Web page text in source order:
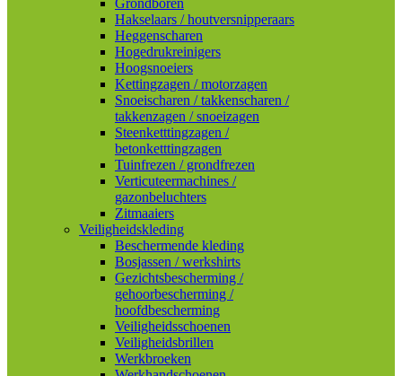
Grondboren
Hakselaars / houtversnipperaars
Heggenscharen
Hogedrukreinigers
Hoogsnoeiers
Kettingzagen / motorzagen
Snoeischaren / takkenscharen /
takkenzagen / snoeizagen
Steenketttingzagen /
betonketttingzagen
Tuinfrezen / grondfrezen
Verticuteermachines /
gazonbeluchters
Zitmaaiers
Veiligheidskleding
Beschermende kleding
Bosjassen / werkshirts
Gezichtsbescherming /
gehoorbescherming /
hoofdbescherming
Veiligheidsschoenen
Veiligheidsbrillen
Werkbroeken